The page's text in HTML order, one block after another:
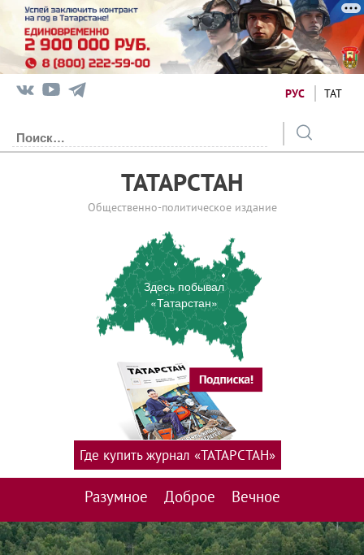
РУС ТАТ
ТАТАРСТАН
Общественно-политическое издание
Здесь побывал
«Татарстан»
Разумное Доброе Вечное
Где купить журнал «ТАТАРСТАН»